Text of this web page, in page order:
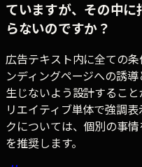
ていますが、その中
らないのですか？
広告テキスト内に全ての
ンディングページへの誘
生じないよう設計するこ
リエイティブ単体で強調
クについては、個別の事
を推奨します。